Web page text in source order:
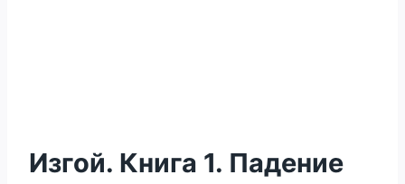
Изгой. Книга 1. Падение